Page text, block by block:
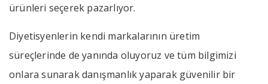
ürünleri seçerek pazarlıyor.
Diyetisyenlerin kendi markalarının üretim
süreçlerinde de yanında oluyoruz ve tüm bilgimizi
onlara sunarak danışmanlık yaparak güvenilir bir